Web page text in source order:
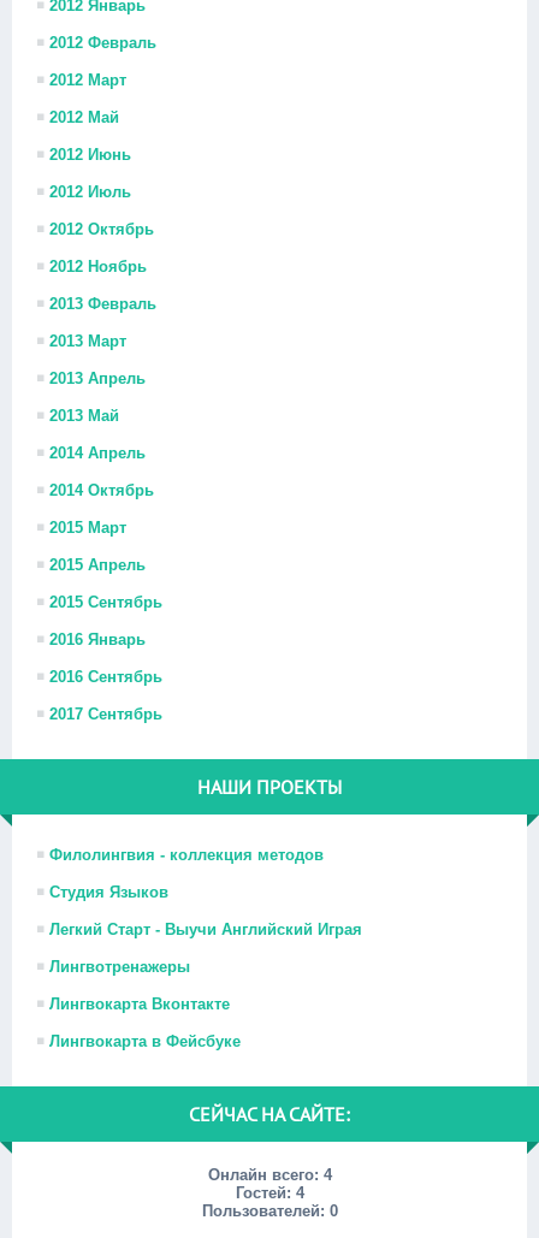
2012 Январь
2012 Февраль
2012 Март
2012 Май
2012 Июнь
2012 Июль
2012 Октябрь
2012 Ноябрь
2013 Февраль
2013 Март
2013 Апрель
2013 Май
2014 Апрель
2014 Октябрь
2015 Март
2015 Апрель
2015 Сентябрь
2016 Январь
2016 Сентябрь
2017 Сентябрь
НАШИ ПРОЕКТЫ
Филолингвия - коллекция методов
Студия Языков
Легкий Старт - Выучи Английский Играя
Лингвотренажеры
Лингвокарта Вконтакте
Лингвокарта в Фейсбуке
СЕЙЧАС НА САЙТЕ:
Онлайн всего: 4
Гостей: 4
Пользователей: 0